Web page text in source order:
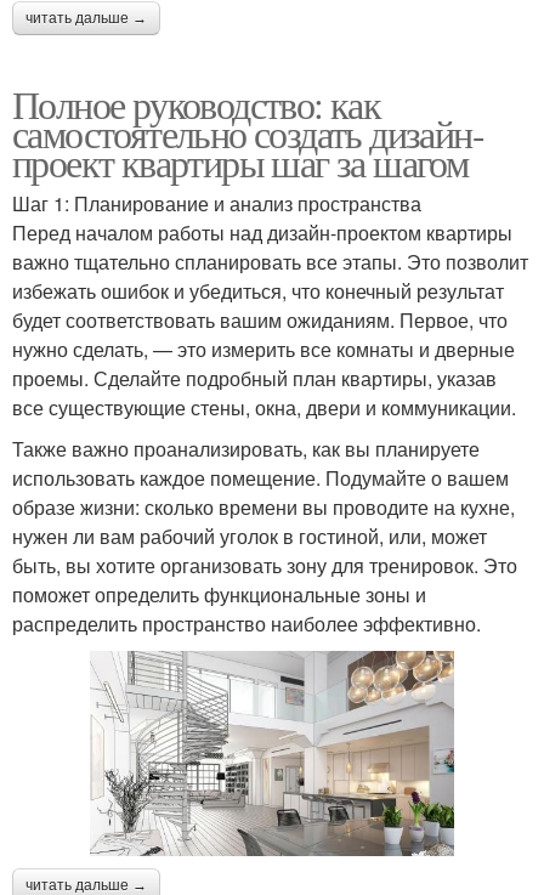
читать дальше →
Полное руководство: как
самостоятельно создать дизайн-
проект квартиры шаг за шагом
Шаг 1: Планирование и анализ пространства
Перед началом работы над дизайн-проектом квартиры
важно тщательно спланировать все этапы. Это позволит
избежать ошибок и убедиться, что конечный результат
будет соответствовать вашим ожиданиям. Первое, что
нужно сделать, — это измерить все комнаты и дверные
проемы. Сделайте подробный план квартиры, указав
все существующие стены, окна, двери и коммуникации.
Также важно проанализировать, как вы планируете
использовать каждое помещение. Подумайте о вашем
образе жизни: сколько времени вы проводите на кухне,
нужен ли вам рабочий уголок в гостиной, или, может
быть, вы хотите организовать зону для тренировок. Это
поможет определить функциональные зоны и
распределить пространство наиболее эффективно.
читать дальше →